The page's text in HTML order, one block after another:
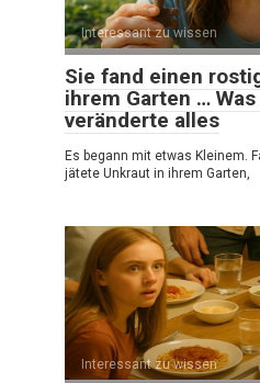
Interessant zu wissen
Sie fand einen
ihrem Garten …
veränderte alles
Es begann mit etwas Kleinem.
jätete Unkraut in ihrem Garten,
Interessant zu wissen